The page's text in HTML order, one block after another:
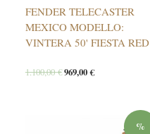
FENDER TELECASTER
MEXICO MODELLO:
VINTERA 50' FIESTA RED
1.100,00€969,00€
%